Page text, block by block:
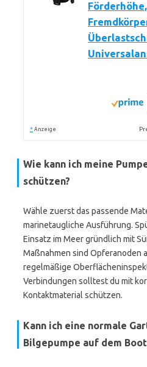
* Anzeige
Wie kann ich meine
schützen?
Wähle zuerst das passende
marinetaugliche Ausführung.
Einsatz im Meer gründlich mit
Maßnahmen sind Opferanoden
regelmäßige
Verbindungen solltest du mit
Kontaktmaterial schützen.
Kann ich eine normale
Bilgepumpe auf dem